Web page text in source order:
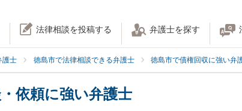
法律相談を投稿する 弁護士を探す
護士 徳島市で法律相談できる弁護士 徳島市で債権回収に強い弁
依頼に強い弁護士